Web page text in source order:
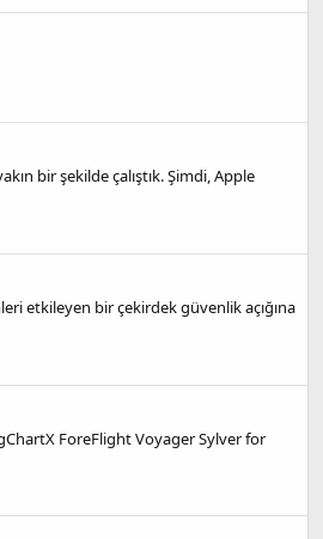
bir şekilde çalıştık. Şimdi, Apple
etkileyen bir çekirdek güvenlik açığına
ForeFlight Voyager Sylver for